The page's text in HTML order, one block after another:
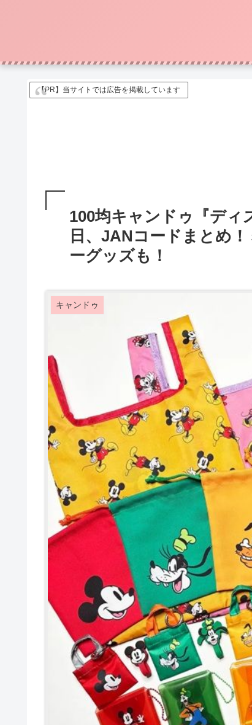
【PR】当サイトでは広告を掲載しています
100均キャンドゥ『ディ
日、JANコードまとめ
ーグッズも！
キャンドゥ